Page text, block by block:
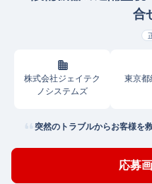
合
株式会社ジェイテク
ノシステムズ
東京都
突然のトラブルからお客様を
応募